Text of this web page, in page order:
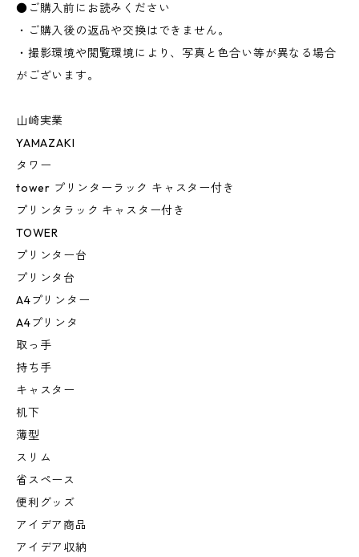
●ご購入前にお読みください
・ご購入後の返品や交換はできません。
・撮影環境や閲覧環境により、写真と色合い等が異なる場合
がございます。
山崎実業
YAMAZAKI
タワー
tower プリンターラック キャスター付き
プリンタラック キャスター付き
TOWER
プリンター台
プリンタ台
A4プリンター
A4プリンタ
取っ手
持ち手
キャスター
机下
薄型
スリム
省スペース
便利グッズ
アイデア商品
アイデア収納